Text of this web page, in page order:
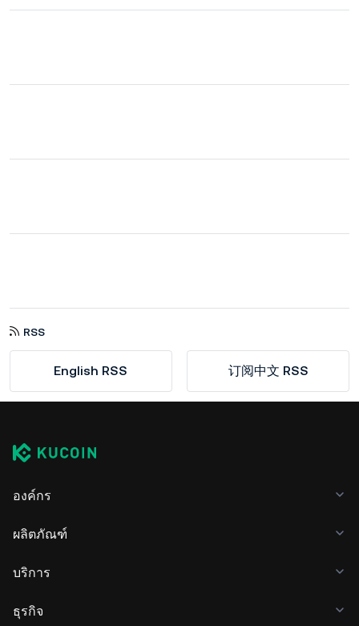
RSS
English RSS 订阅中文 RSS
องค์กร
ผลิตภัณฑ์
บริการ
ธุรกิจ